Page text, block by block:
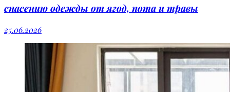
спасению одежды от ягод, пота и травы
25.06.2026